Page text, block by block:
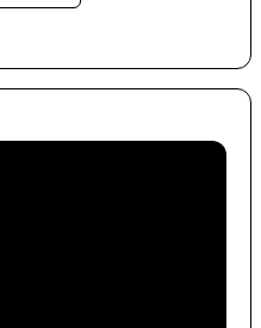
も
かから
でくださったみなさま